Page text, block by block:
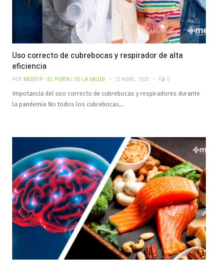
Uso correcto de cubrebocas y respirador de alta
eficiencia
POR MEDITIP - EL PORTAL DE LA SALUD 22 ABRIL, 2020 0
Impotancia del uso correcto de cubrebocas y respiradores durante
la pandemia No todos los cubrebocas,…